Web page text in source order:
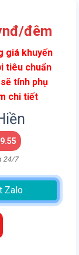
đêmGiá
tại
là:
giá khuyến
tiêu chuẩn
tính phụ
chi tiết
24/7
Zalo